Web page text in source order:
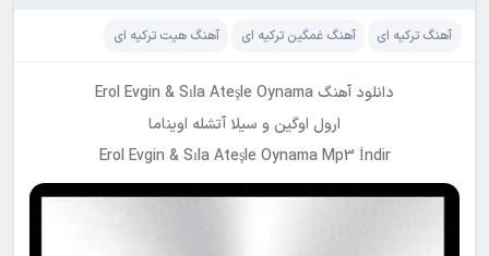
آهنگ ترکیه ای آهنگ غمگین ترکیه ای آهنگ هیت ترکیه ای
دانلود آهنگ Erol Evgin & Sıla Ateşle Oynama
ارول اوگین و سیلا آتشله اویناما
Erol Evgin & Sıla Ateşle Oynama Mp3 İndir